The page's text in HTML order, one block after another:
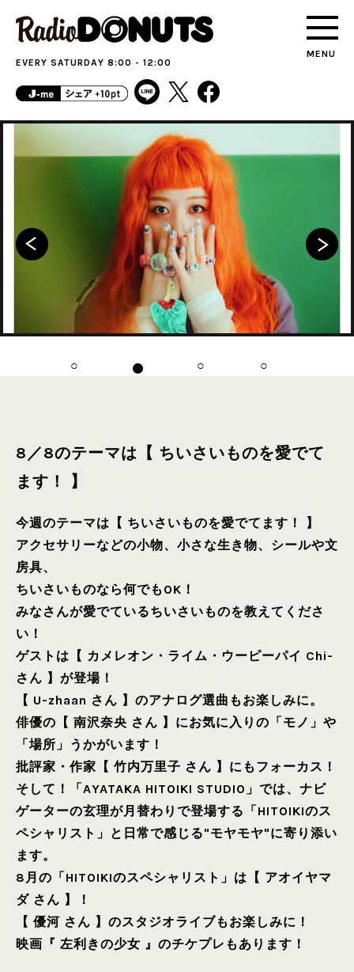
MENU
EVERY SATURDAY 8:00 - 12:00
8／8のテーマは【 ちいさいものを愛でて
ます！ 】
今週のテーマは【 ちいさいものを愛でてます！ 】
アクセサリーなどの小物、小さな生き物、シールや文
房具、
ちいさいものなら何でもOK！
みなさんが愛でているちいさいものを教えてくださ
い！
ゲストは【 カメレオン・ライム・ウーピーパイ Chi-
さん 】が登場！
【 U-zhaan さん 】のアナログ選曲もお楽しみに。
俳優の【 南沢奈央 さん 】にお気に入りの「モノ」や
「場所」うかがいます！
批評家・作家【 竹内万里子 さん 】にもフォーカス！
そして！「AYATAKA HITOIKI STUDIO」では、ナビ
ゲーターの玄理が月替わりで登場する「HITOIKIのス
ペシャリスト」と日常で感じる"モヤモヤ"に寄り添い
ます。
8月の「HITOIKIのスペシャリスト」は【 アオイヤマ
ダ さん 】！
【 優河 さん 】のスタジオライブもお楽しみに！
映画『 左利きの少女 』のチケプレもあります！